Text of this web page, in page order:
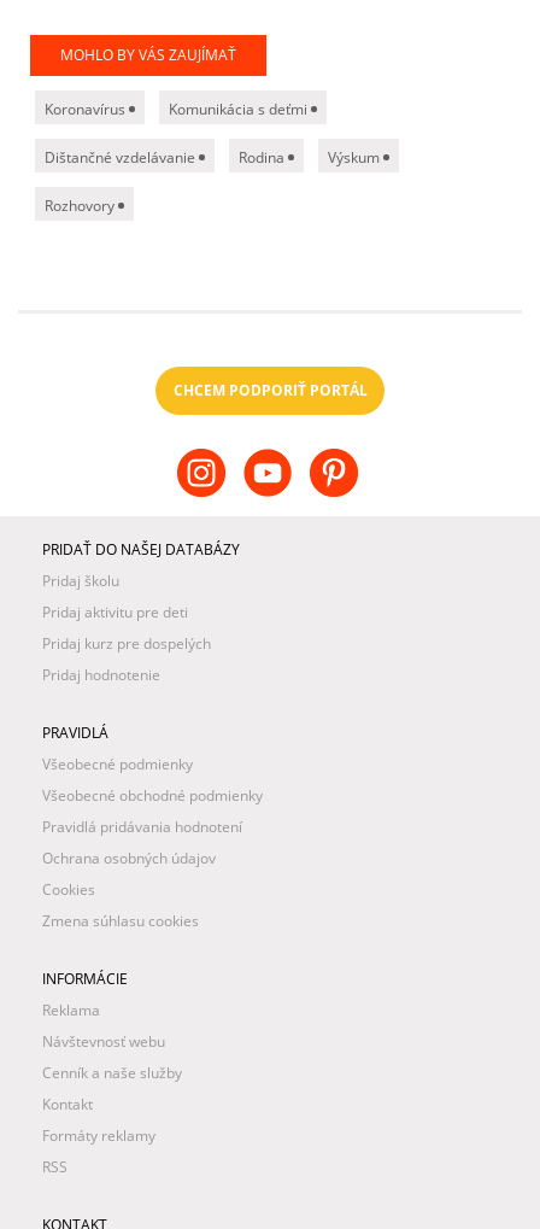
MOHLO BY VÁS ZAUJÍMAŤ
Koronavírus Komunikácia s deťmi
Dištančné vzdelávanie Rodina Výskum
Rozhovory
CHCEM PODPORIŤ PORTÁL
PRIDAŤ DO NAŠEJ DATABÁZY
Pridaj školu
Pridaj aktivitu pre deti
Pridaj kurz pre dospelých
Pridaj hodnotenie
PRAVIDLÁ
Všeobecné podmienky
Všeobecné obchodné podmienky
Pravidlá pridávania hodnotení
Ochrana osobných údajov
Cookies
Zmena súhlasu cookies
INFORMÁCIE
Reklama
Návštevnosť webu
Cenník a naše služby
Kontakt
Formáty reklamy
RSS
KONTAKT